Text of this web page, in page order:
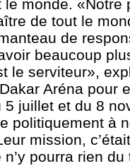
monde. «Notre
de tout le
de
beaucoup
le serviteur»,
Aréna pour
juillet et du 8
politiquement à
mission,
pourra rien du